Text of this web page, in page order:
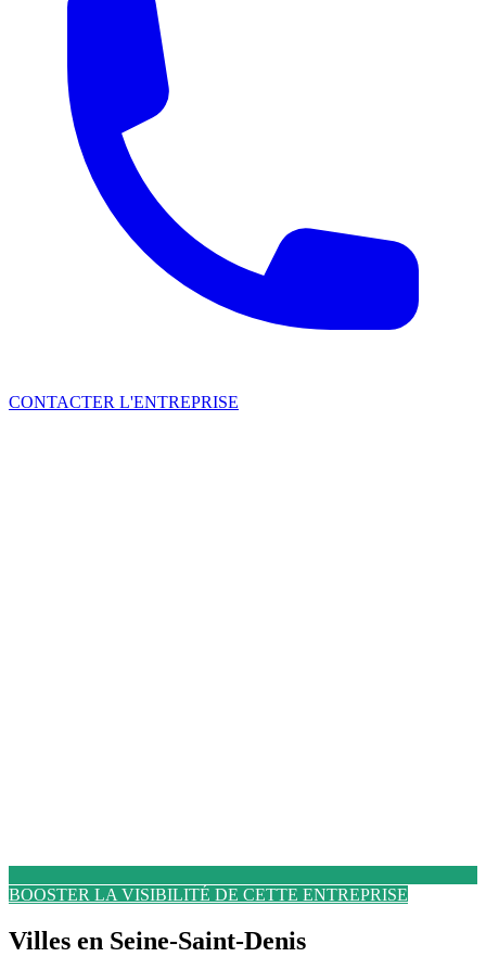
CONTACTER L'ENTREPRISE
BOOSTER LA VISIBILITÉ DE CETTE ENTREPRISE
Villes en Seine-Saint-Denis